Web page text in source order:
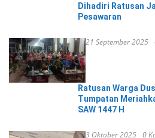
Dihadiri Ratusan
Pesawaran
21 September 2025
Ratusan Warga
Tumpatan
SAW 1447 H
3 Oktober 2025 0